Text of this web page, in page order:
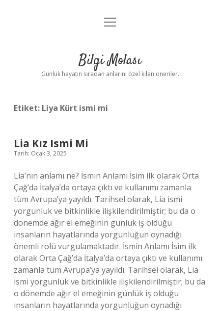
Anasayfa
Yasal Uyarı
menüyü
Bilgi Molası
Günlük hayatın sıradan anlarını özel kılan öneriler.
Etiket: Liya Kürt ismi mi
Lia Kız Ismi Mi
Tarih: Ocak 3, 2025
Lia’nın anlamı ne? İsmin Anlamı İsim ilk olarak Orta
Çağ’da İtalya’da ortaya çıktı ve kullanımı zamanla
tüm Avrupa’ya yayıldı. Tarihsel olarak, Lia ismi
yorgunluk ve bitkinlikle ilişkilendirilmiştir; bu da o
dönemde ağır el emeğinin günlük iş olduğu
insanların hayatlarında yorgunluğun oynadığı
önemli rolü vurgulamaktadır. İsmin Anlamı İsim ilk
olarak Orta Çağ’da İtalya’da ortaya çıktı ve kullanımı
zamanla tüm Avrupa’ya yayıldı. Tarihsel olarak, Lia
ismi yorgunluk ve bitkinlikle ilişkilendirilmiştir; bu da
o dönemde ağır el emeğinin günlük iş olduğu
insanların hayatlarında yorgunluğun oynadığı